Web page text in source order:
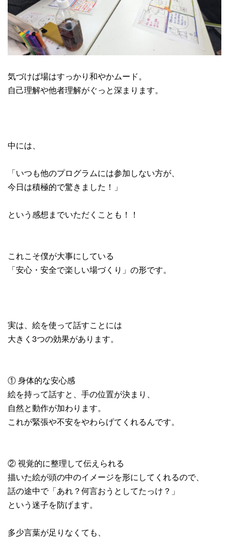
気づけば場はすっかり和やかムード。
自己理解や他者理解がぐっと深まります。
中には、
「いつも他のプログラムには参加しない方が、
今日は積極的で驚きました！」
という感想までいただくことも！！
これこそ僕が大事にしている
「安心・安全で楽しい場づくり」の形です。
実は、絵を使って話すことには
大きく3つの効果があります。
① 身体的な安心感
絵を持って話すと、手の位置が決まり、
自然と動作が加わります。
これが緊張や不安をやわらげてくれるんです。
② 視覚的に整理して伝えられる
描いた絵が頭の中のイメージを形にしてくれるので、
話の途中で「あれ？何言おうとしてたっけ？」
という迷子を防げます。
多少言葉が足りなくても、